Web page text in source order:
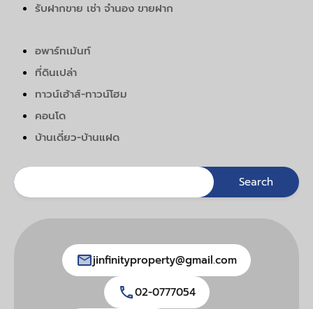
รับฝากขาย เช่า จำนอง ขายฝาก
อพาร์ทเม้นท์
ที่ดินเปล่า
ทาวน์เฮ้าส์-ทาวน์โฮม
คอนโด
บ้านเดี่ยว-บ้านแฝด
jinfinityproperty@gmail.com
02-0777054